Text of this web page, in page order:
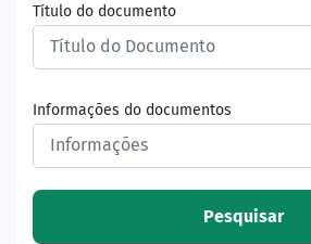
Título do documento
Informações do documentos
Pesquisar